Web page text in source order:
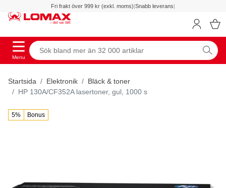
Fri frakt över 999 kr (exkl. moms)|Snabb leverans|
Menu
Startsida Elektronik
Bläck & toner
HP 130A/CF352A lasertoner, gul, 1000 s
5% Bonus